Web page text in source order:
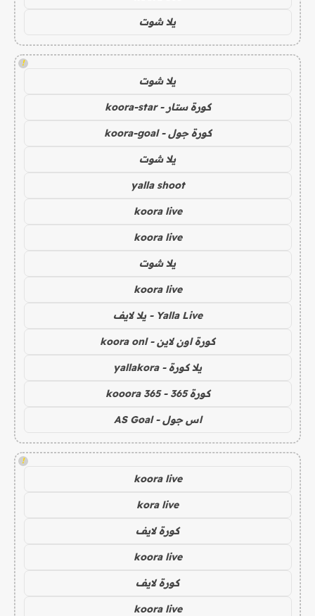
يلا شوت
!
يلا شوت
كورة ستار - koora-star
كورة جول - koora-goal
يلا شوت
yalla shoot
koora live
koora live
يلا شوت
koora live
Yalla Live - يلا لايف
كورة اون لاين - koora onl
يلا كورة - yallakora
كورة 365 - kooora 365
اس جول - AS Goal
!
koora live
kora live
كورة لايف
koora live
كورة لايف
koora live